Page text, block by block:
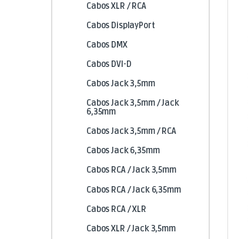
Cabos XLR / RCA
Cabos DisplayPort
Cabos DMX
Cabos DVI-D
Cabos Jack 3,5mm
Cabos Jack 3,5mm / Jack
6,35mm
Cabos Jack 3,5mm / RCA
Cabos Jack 6,35mm
Cabos RCA / Jack 3,5mm
Cabos RCA / Jack 6,35mm
Cabos RCA / XLR
Cabos XLR / Jack 3,5mm